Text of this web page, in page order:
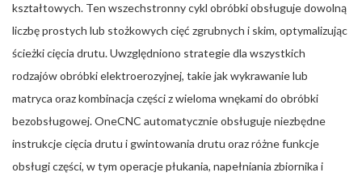
kształtowych. Ten wszechstronny cykl obróbki obsługuje dowolną
liczbę prostych lub stożkowych cięć zgrubnych i skim, optymalizując
ścieżki cięcia drutu. Uwzględniono strategie dla wszystkich
rodzajów obróbki elektroerozyjnej, takie jak wykrawanie lub
matryca oraz kombinacja części z wieloma wnękami do obróbki
bezobsługowej. OneCNC automatycznie obsługuje niezbędne
instrukcje cięcia drutu i gwintowania drutu oraz różne funkcje
obsługi części, w tym operacje płukania, napełniania zbiornika i